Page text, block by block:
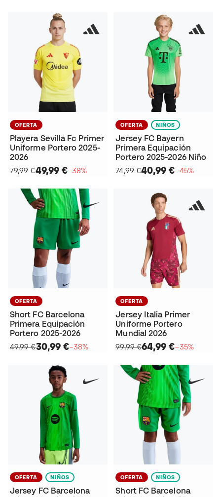
OFERTA
Playera Sevilla Fc Primer
Uniforme Portero 2025-
2026
79,99 €49,99 €−38%
OFERTA NIÑOS
Jersey FC Bayern
Primera Equipación
Portero 2025-2026 Niño
74,99 €40,99 €−45%
OFERTA
Short FC Barcelona
Primera Equipación
Portero 2025-2026
49,99 €30,99 €−38%
OFERTA
Jersey Italia Primer
Uniforme Portero
Mundial 2026
99,99 €64,99 €−35%
OFERTA NIÑOS
Jersey FC Barcelona
OFERTA NIÑOS
Short FC Barcelona